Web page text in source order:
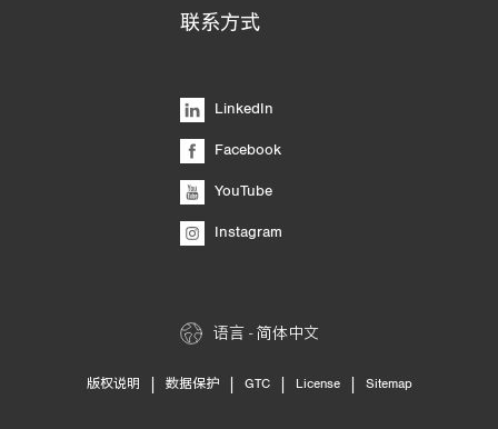
联系方式
LinkedIn
Facebook
YouTube
Instagram
语言 - 简体中文
版权说明 | 数据保护 | GTC | License | Sitemap